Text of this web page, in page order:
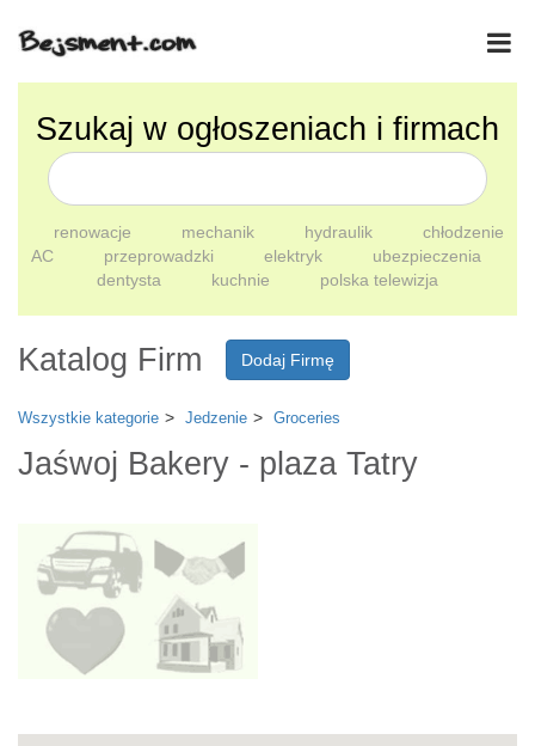
Szukaj w ogłoszeniach i firmach
renowacje mechanik hydraulik
chłodzenie
AC
przeprowadzki elektryk
ubezpieczenia
dentysta
kuchnie polska telewizja
Katalog Firm Dodaj Firmę
Wszystkie kategorie Jedzenie Groceries
Jaśwoj Bakery - plaza Tatry